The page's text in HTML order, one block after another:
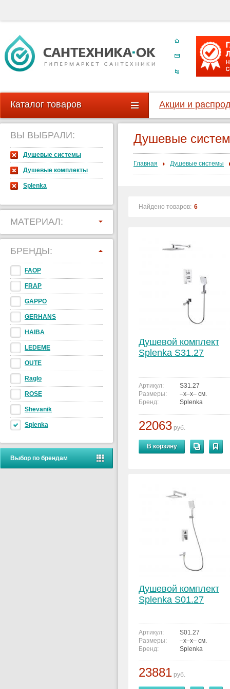
Каталог товаров Акции и
ВЫ ВЫБРАЛИ:
Душевые системы
Душевые комплекты
Splenka
МАТЕРИАЛ:
БРЕНДЫ:
FAOP
FRAP
GAPPO
GERHANS
HAIBA
LEDEME
OUTE
Raglo
ROSE
Shevanik
Splenka
Выбор по брендам
Душевые
Главная Душевые системы
Найдено товаров: 6
Душевой комплект
Splenka S31.27
Артикул:
S31.27
Размеры:
–x–x– см.
Бренд:
Splenka
22063 руб.
В корзину
Душевой комплект
Splenka S01.27
Артикул:
S01.27
Размеры:
–x–x– см.
Бренд:
Splenka
23881 руб.